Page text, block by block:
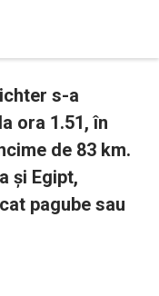
s-a
ora 1.51, în
de 83 km.
și Egipt,
pagube sau